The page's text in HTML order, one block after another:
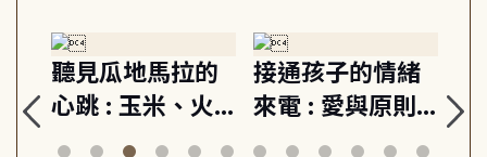
聽見瓜地馬拉的
心跳 : 玉米、火
山與信仰, 外交官
接通孩子的情緒
來電 : 愛與原則,
建立教養的安定
關